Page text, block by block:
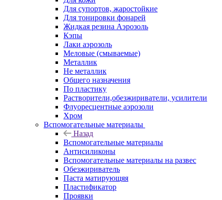
Для супортов, жаростойкие
Для тонировки фонарей
Жидкая резина Аэрозоль
Кэпы
Лаки аэрозоль
Меловые (смываемые)
Металлик
Не металлик
Общего назначения
По пластику
Растворители,обезжириватели, усилители
Флуоресцентные аэрозоли
Хром
Вспомогательные материалы
Назад
Вспомогательные материалы
Антисиликоны
Вспомогательные материалы на развес
Обезжириватель
Паста матирующяя
Пластификатор
Проявки